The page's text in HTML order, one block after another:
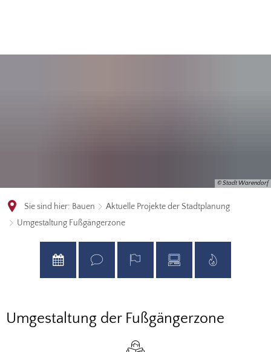
© Stadt Warendorf
Sie sind hier: Bauen
Aktuelle Projekte der Stadtplanung
Umgestaltung Fußgängerzone
Umgestaltung
Umgestaltung der Fußgängerzone